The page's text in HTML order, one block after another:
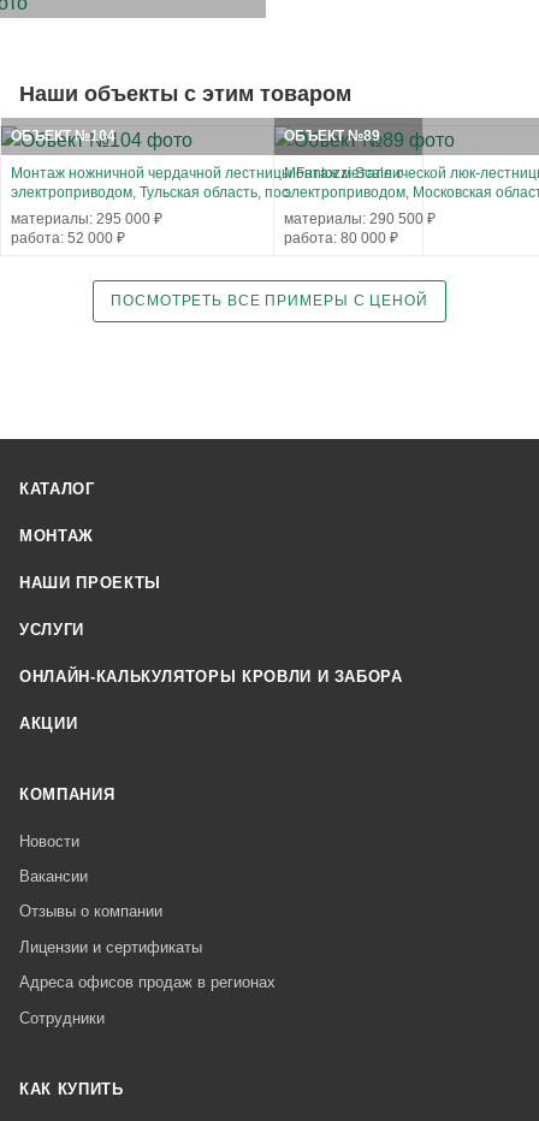
Наши объекты с этим товаром
ОБЪЕКТ №104
Монтаж ножничной чердачной лестницы Fantozzi Scale с
электроприводом, Тульская область, пос.
материалы: 295 000 ₽
работа: 52 000 ₽
ОБЪЕКТ №89
Монтаж металлической люк-
электроприводом, Московская
материалы: 290 500 ₽
работа: 80 000 ₽
ПОСМОТРЕТЬ ВСЕ ПРИМЕРЫ С ЦЕНОЙ
КАТАЛОГ
МОНТАЖ
НАШИ ПРОЕКТЫ
УСЛУГИ
ОНЛАЙН-КАЛЬКУЛЯТОРЫ КРОВЛИ И ЗАБОРА
АКЦИИ
КОМПАНИЯ
Новости
Вакансии
Отзывы о компании
Лицензии и сертификаты
Адреса офисов продаж в регионах
Сотрудники
КАК КУПИТЬ